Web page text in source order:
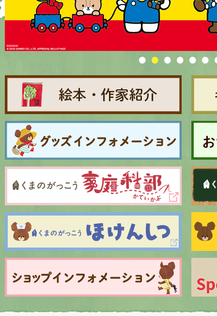
ショップインフォメーション
グッズインフォメーション
ミュージカル・コンサート
おたのしみコンテンツ(クイズ・
チア ジャッキーズ！
くまのがっこう しょくいんしつ
くまのがっこう 家庭科部